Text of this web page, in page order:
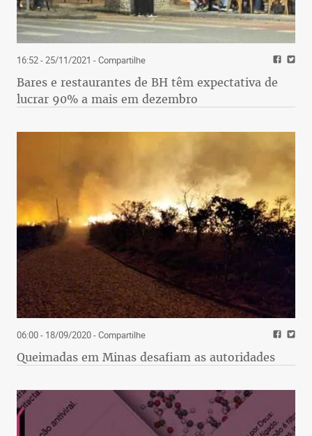
16:52 - 25/11/2021 - Compartilhe
Bares e restaurantes de BH têm expectativa de
lucrar 90% a mais em dezembro
06:00 - 18/09/2020- Compartilhe
Queimadas em Minas desafiam as autoridades